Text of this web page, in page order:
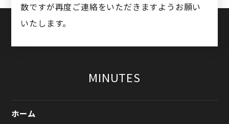
数ですが再度ご連絡をいただきますようお願い
いたします。
MINUTES
ホーム